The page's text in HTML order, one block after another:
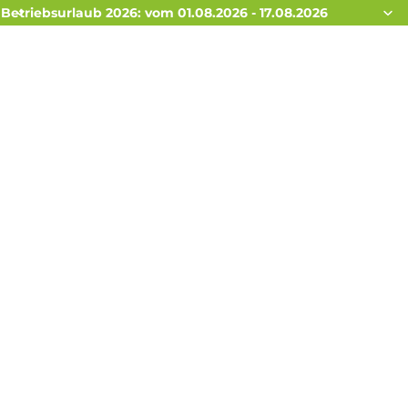
Betriebsurlaub 2026: vom 01.08.2026 - 17.08.2026